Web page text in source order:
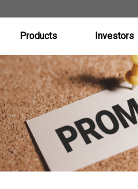
Products Investors
Poly Etcher System
(Conductor Etcher System)
Metal Etcher System
Oxide Etcher System
(Dielectric Etcher System)
Under Development
Financial Info.
Disclosure